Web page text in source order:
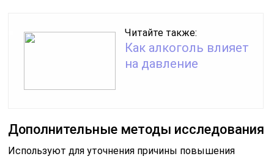
Читайте также:
Как алкоголь влияет
на давление
Дополнительные методы исследования
Используют для уточнения причины повышения